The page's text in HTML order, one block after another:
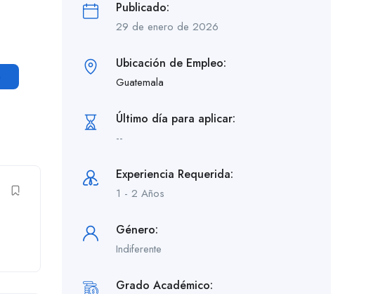
Publicado:
29 de enero de 2026
Ubicación de Empleo:
Guatemala
Último día para aplicar:
--
Experiencia Requerida:
1 - 2 Años
Género:
Indiferente
Grado Académico: